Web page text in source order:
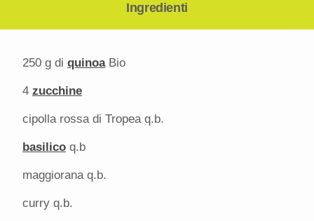
Ingredienti
250 g di quinoaBio
4 zucchine
cipolla rossa di Tropea q.b.
basilico q.b
maggiorana q.b.
curry q.b.